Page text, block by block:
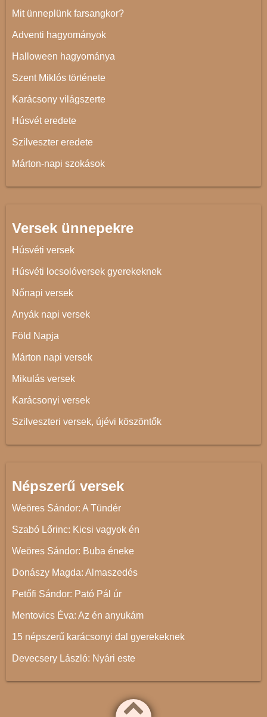
Mit ünneplünk farsangkor?
Adventi hagyományok
Halloween hagyománya
Szent Miklós története
Karácsony világszerte
Húsvét eredete
Szilveszter eredete
Márton-napi szokások
Versek ünnepekre
Húsvéti versek
Húsvéti locsolóversek gyerekeknek
Nőnapi versek
Anyák napi versek
Föld Napja
Márton napi versek
Mikulás versek
Karácsonyi versek
Szilveszteri versek, újévi köszöntők
Népszerű versek
Weöres Sándor: A Tündér
Szabó Lőrinc: Kicsi vagyok én
Weöres Sándor: Buba éneke
Donászy Magda: Almaszedés
Petőfi Sándor: Pató Pál úr
Mentovics Éva: Az én anyukám
15 népszerű karácsonyi dal gyerekeknek
Devecsery László: Nyári este